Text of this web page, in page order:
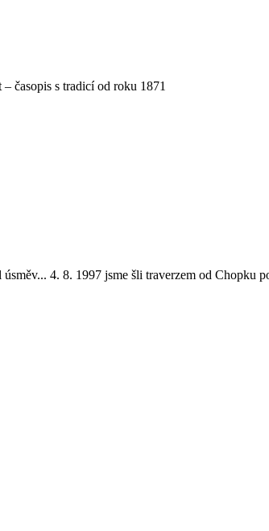
časopis s tradicí od roku 1871
4. 8. 1997 jsme šli traverzem od Chopku